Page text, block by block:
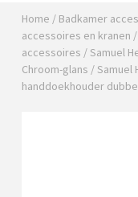
Home / Badkamer
accessoires en kranen /
accessoires /Samuel
Chroom-glans / Samuel
handdoekhouder